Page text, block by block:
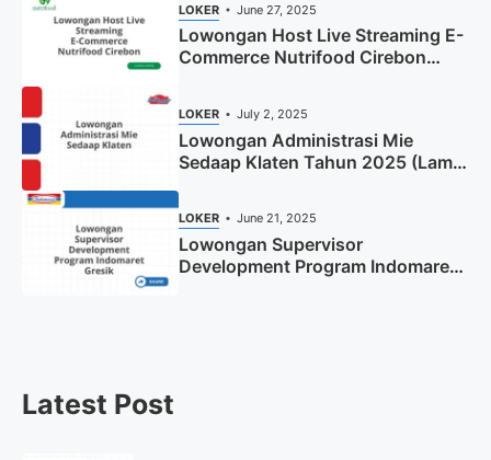
LOKER June 27, 2025
Lowongan Host Live Streaming E-
Commerce Nutrifood Cirebon
LOKER July 2, 2025
Lowongan Administrasi Mie
Sedaap Klaten Tahun 2025 (Lamar
LOKER June 21, 2025
Lowongan Supervisor
Development Program Indomaret
Latest Post